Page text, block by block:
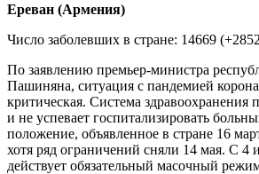
Ереван (Армения)
Число заболевших в стране: 14669
По заявлению премьер-министра
Пашиняна, ситуация с пандемией
критическая. Система здравоохранения
и не успевает госпитализировать
положение, объявленное в стране 16
хотя ряд ограничений сняли 14 мая. С 4
действует обязательный масочный